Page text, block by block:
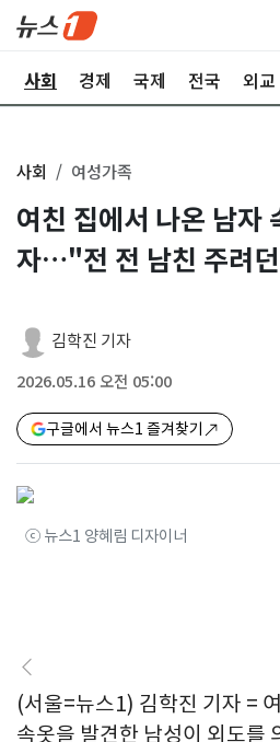
사회 경제 국제 전국 외교
사회 여성가족
여친 집에서 나온 남자
자…"전 전 남친 주려
김학진 기자
2026.05.16 오전 05:00
구글에서 뉴스1 즐겨찾기
ⓒ 뉴스1 양혜림 디자이너
(서울=뉴스1) 김학진 기자 =
속옷을 발견한 남성이 외도를